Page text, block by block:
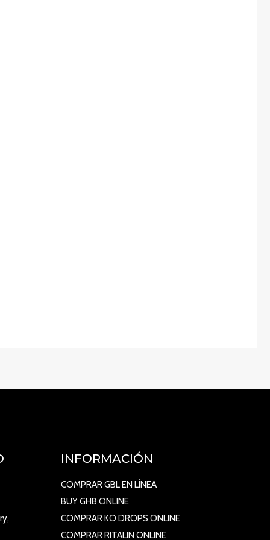
INFORMACIÓN
COMPRAR GBL EN LÍNEA
BUY GHB ONLINE
COMPRAR KO DROPS ONLINE
COMPRAR RITALIN ONLINE